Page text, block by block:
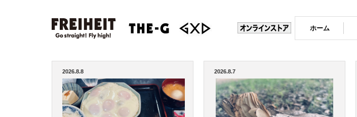
ホーム
2026.8.8 2026.8.7